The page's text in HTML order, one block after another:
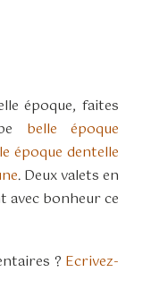
époque, faites
belle époque
époque dentelle
. Deux valets en
avec bonheur ce
? Ecrivez-